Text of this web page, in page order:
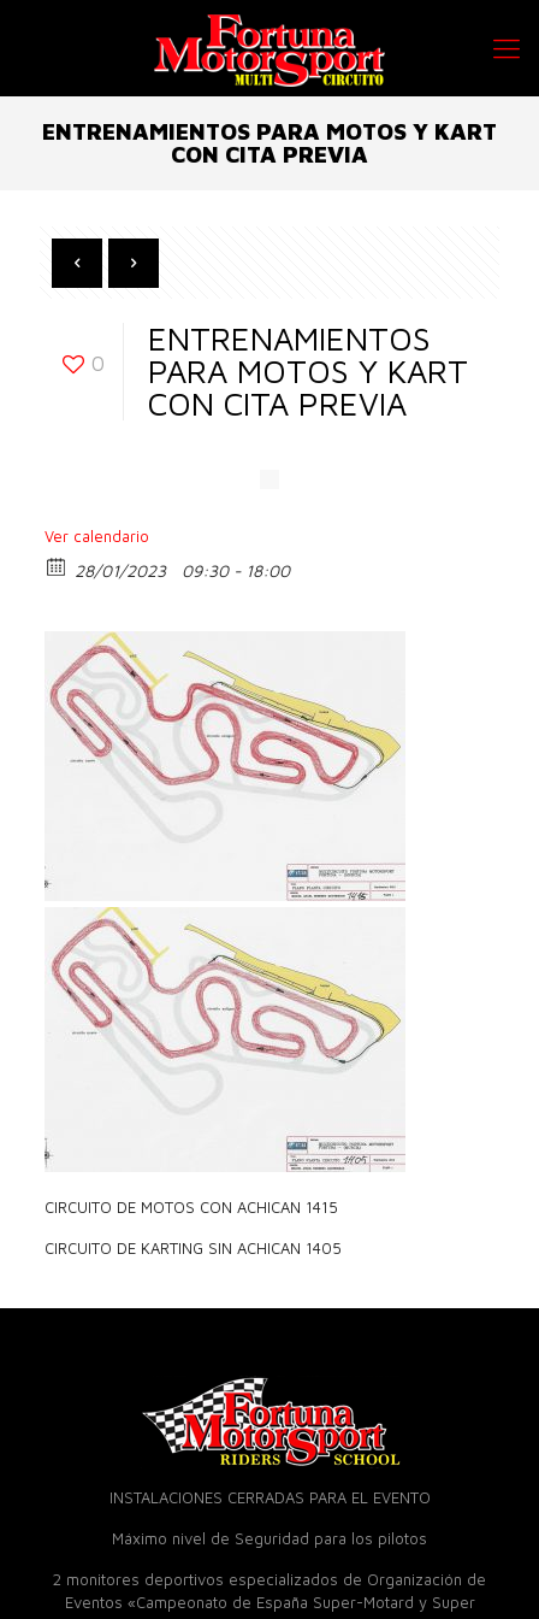
ENTRENAMIENTOS PARA MOTOS Y KART
CON CITA PREVIA
0
ENTRENAMIENTOS
PARA MOTOS Y KART
CON CITA PREVIA
Ver calendario
28/01/2023 09:30 - 18:00
CIRCUITO DE MOTOS CON ACHICAN 1415
CIRCUITO DE KARTING SIN ACHICAN 1405
INSTALACIONES CERRADAS PARA EL EVENTO
Máximo nivel de Seguridad para los pilotos
2 monitores deportivos especializados de Organización de
Eventos «Campeonato de España Super-Motard y Super